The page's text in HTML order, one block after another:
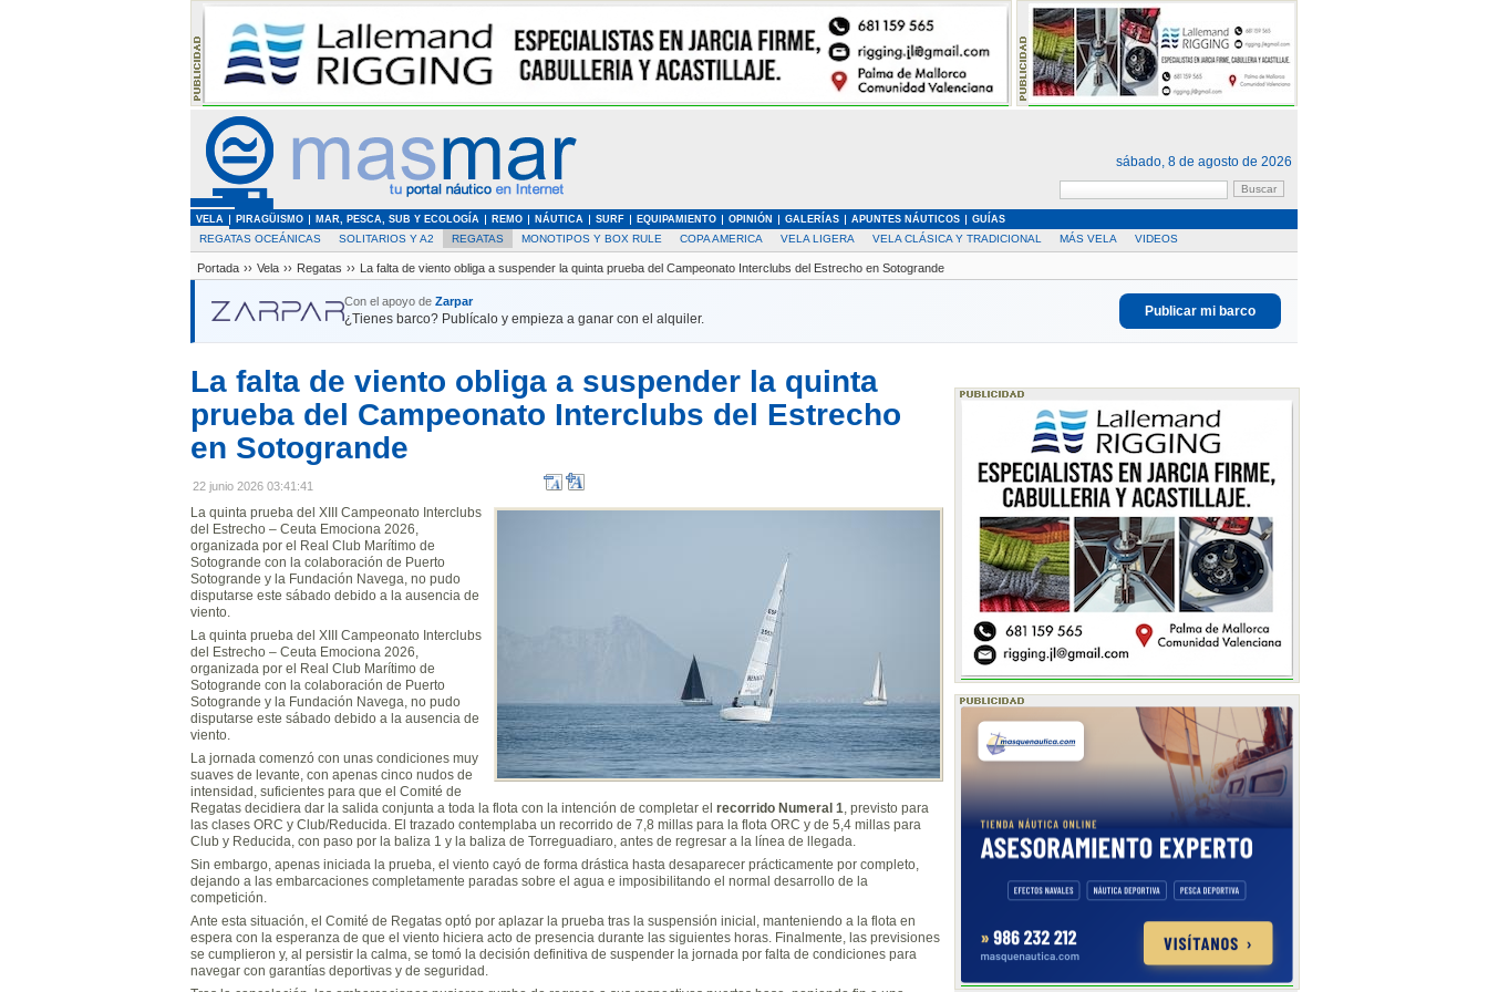
sábado, 8 de agosto de 2026
VELA PIRAGÜISMO MAR, PESCA, SUB Y ECOLOGÍA REMO NÁUTICA SURF EQUIPAMIENTO OPINIÓN GALERÍAS APUNTES NÁUTICOS GUÍAS
REGATAS OCEÁNICAS SOLITARIOS Y A2 REGATAS MONOTIPOS Y BOX RULE COPA AMERICA VELA LIGERA VELA CLÁSICA Y TRADICIONAL MÁS VELA VIDEOS
Portada ›› Vela ›› Regatas ›› La falta de viento obliga a suspender la quinta prueba del Campeonato Interclubs del Estrecho en Sotogrande
Con el apoyo de Zarpar
¿Tienes barco? Publícalo y empieza a ganar con el alquiler.
Publicar mi barco
La falta de viento obliga a suspender la quinta
prueba del Campeonato Interclubs del Estrecho
en Sotogrande
22 junio 2026 03:41:41
La quinta prueba del XIII Campeonato Interclubs
del Estrecho – Ceuta Emociona 2026,
organizada por el Real Club Marítimo de
Sotogrande con la colaboración de Puerto
Sotogrande y la Fundación Navega, no pudo
disputarse este sábado debido a la ausencia de
viento.
La quinta prueba del XIII Campeonato Interclubs
del Estrecho – Ceuta Emociona 2026,
organizada por el Real Club Marítimo de
Sotogrande con la colaboración de Puerto
Sotogrande y la Fundación Navega, no pudo
disputarse este sábado debido a la ausencia de
viento.
La jornada comenzó con unas condiciones muy
suaves de levante, con apenas cinco nudos de
intensidad, suficientes para que el Comité de
Regatas decidiera dar la salida conjunta a toda la flota con la intención de completar el recorrido Numeral 1, previsto para
las clases ORC y Club/Reducida. El trazado contemplaba un recorrido de 7,8 millas para la flota ORC y de 5,4 millas para
Club y Reducida, con paso por la baliza 1 y la baliza de Torreguadiaro, antes de regresar a la línea de llegada.
Sin embargo, apenas iniciada la prueba, el viento cayó de forma drástica hasta desaparecer prácticamente por completo,
dejando a las embarcaciones completamente paradas sobre el agua e imposibilitando el normal desarrollo de la
competición.
Ante esta situación, el Comité de Regatas optó por aplazar la prueba tras la suspensión inicial, manteniendo a la flota en
espera con la esperanza de que el viento hiciera acto de presencia durante las siguientes horas. Finalmente, las previsiones
se cumplieron y, al persistir la calma, se tomó la decisión definitiva de suspender la jornada por falta de condiciones para
navegar con garantías deportivas y de seguridad.